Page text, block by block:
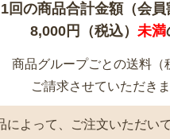
1回の商品合計金額（会
8,000円（税込） 未満
商品グループごとの送料（
ご請求させていただきま
によって、ご注文いただい